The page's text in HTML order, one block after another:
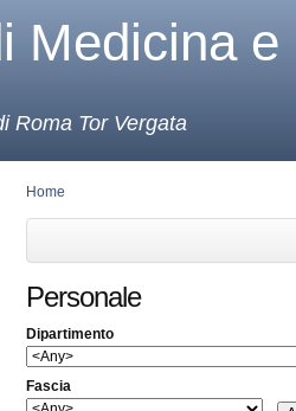
Medicina
Roma Tor Vergata
Home
Personale
Dipartimento
Fascia